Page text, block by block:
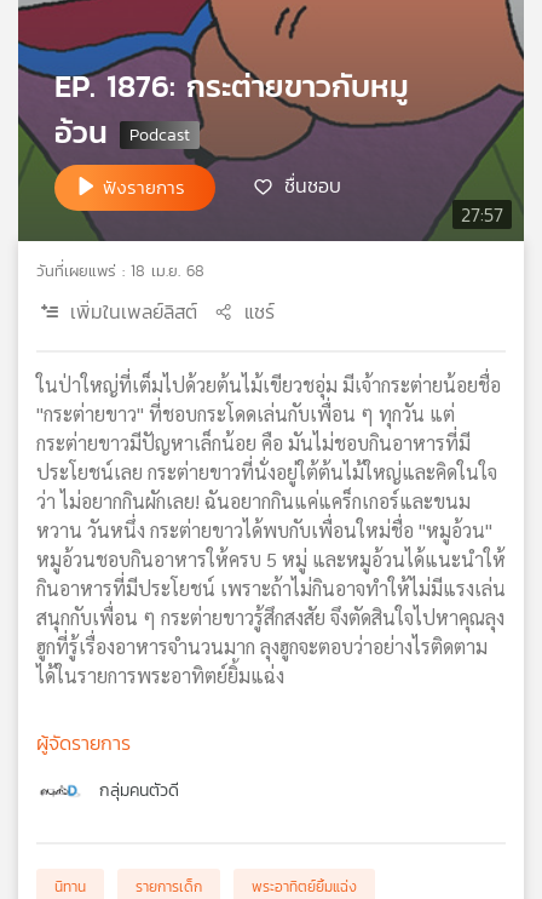
เกี่ยว
กับ
เรา
เครือ
ไทย
เอส
แผนที่
วิทยุ
เครือ
ข่าย
27:57
EP. 1876: กระต่ายขาวกับหมู
อ้วน
ฟังรายการ ชื่นชอบ
วันที่เผยแพร่ : 18 เม.ย. 68
เพิ่มในเพลย์ลิสต์ แชร์
ในป่าใหญ่ที่เต็มไปด้วยต้นไม้เขียวชอุ่ม มีเจ้ากระต่ายน้อยชื่อ
"กระต่ายขาว" ที่ชอบกระโดดเล่นกับเพื่อน ๆ ทุกวัน แต่
กระต่ายขาวมีปัญหาเล็กน้อย คือ มันไม่ชอบกินอาหารที่มี
ประโยชน์เลย กระต่ายขาวที่นั่งอยู่ใต้ต้นไม้ใหญ่และคิดในใจ
ว่า ไม่อยากกินผักเลย! ฉันอยากกินแค่แคร็กเกอร์และขนม
หวาน วันหนึ่ง กระต่ายขาวได้พบกับเพื่อนใหม่ชื่อ "หมูอ้วน"
หมูอ้วนชอบกินอาหารให้ครบ 5 หมู่ และหมูอ้วนได้แนะนำให้
กินอาหารที่มีประโยชน์ เพราะถ้าไม่กินอาจทำให้ไม่มีแรงเล่น
สนุกกับเพื่อน ๆ กระต่ายขาวรู้สึกสงสัย จึงตัดสินใจไปหาคุณลุง
ฮูกที่รู้เรื่องอาหารจำนวนมาก ลุงฮูกจะตอบว่าอย่างไรติดตาม
ได้ในรายการพระอาทิตย์ยิ้มแฉ่ง
ผู้จัดรายการ
กลุ่มคนตัวดี
นิทาน รายการเด็ก พระอาทิตย์ยิ้มแฉ่ง